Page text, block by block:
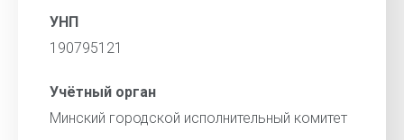
УНП
190795121
Учётный орган
Минский городской исполнительный комитет